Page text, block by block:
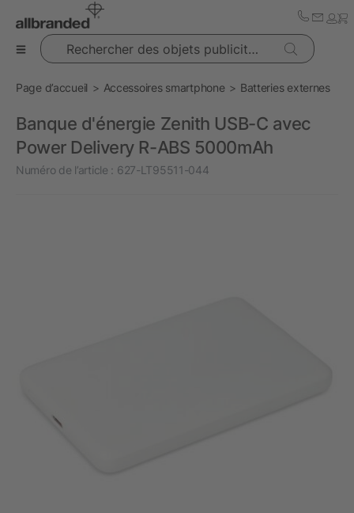
Rechercher des objets publicitaires
Page d’accueil Accessoires smartphone Batteries externes
Banque d'énergie Zenith USB-C avec
Power Delivery R-ABS 5000mAh
Numéro de l’article : 627-LT95511-044